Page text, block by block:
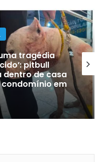
tragédia
pitbull
de casa
em